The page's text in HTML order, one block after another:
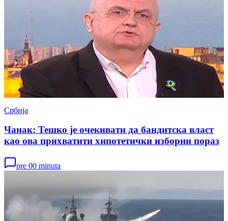
Србија
Чанак: Тешко је очекивати да бандитска власт
као ова прихватити хипотетички изборни пораз
pre 00 minuta